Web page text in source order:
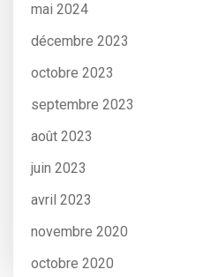
mai 2024
décembre 2023
octobre 2023
septembre 2023
août 2023
juin 2023
avril 2023
novembre 2020
octobre 2020